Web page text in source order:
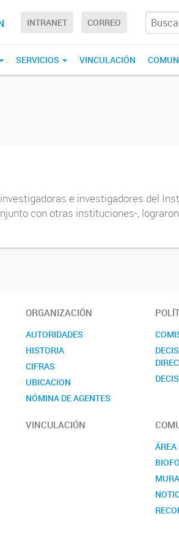
INTRANET CORREO
SERVICIOS VINCULACIÓN
e investigadores del
con otras instituciones-,
ORGANIZACIÓN
AUTORIDADES
HISTORIA
CIFRAS
UBICACION
NÓMINA DE AGENTES
VINCULACIÓN